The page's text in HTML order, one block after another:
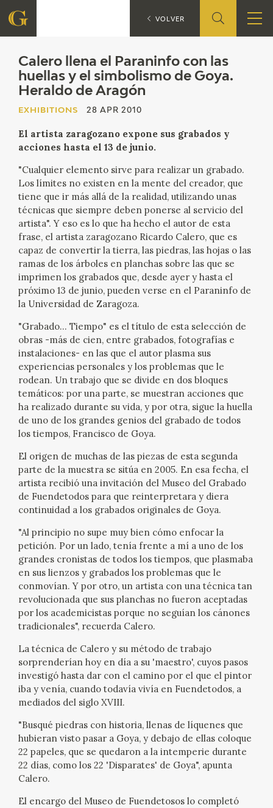
FOUNDATION
QUIENES SOMOS
CORPORATE ACTION
SEDE
CONTACT
EXPOSICIONES
ACTIVIDADES
ACTUALIDAD
FRANCISCO DE GOYA
EL VIAJE DE GOYA
CATÁLOGO
EDICIONES
PUBLICACIONES
SHOP
Calero llena el Paraninfo con las
huellas y el simbolismo de Goya.
Heraldo de Aragón
EXHIBITIONS 28 APR 2010
El artista zaragozano expone sus grabados y
acciones hasta el 13 de junio.
"Cualquier elemento sirve para realizar un grabado.
Los límites no existen en la mente del creador, que
tiene que ir más allá de la realidad, utilizando unas
técnicas que siempre deben ponerse al servicio del
artista". Y eso es lo que ha hecho el autor de esta
frase, el artista zaragozano Ricardo Calero, que es
capaz de convertir la tierra, las piedras, las hojas o las
ramas de los árboles en planchas sobre las que se
imprimen los grabados que, desde ayer y hasta el
próximo 13 de junio, pueden verse en el Paraninfo de
la Universidad de Zaragoza.
"Grabado... Tiempo" es el título de esta selección de
obras -más de cien, entre grabados, fotografías e
instalaciones- en las que el autor plasma sus
experiencias personales y los problemas que le
rodean. Un trabajo que se divide en dos bloques
temáticos: por una parte, se muestran acciones que
ha realizado durante su vida, y por otra, sigue la huella
de uno de los grandes genios del grabado de todos
los tiempos, Francisco de Goya.
El origen de muchas de las piezas de esta segunda
parte de la muestra se sitúa en 2005. En esa fecha, el
artista recibió una invitación del Museo del Grabado
de Fuendetodos para que reinterpretara y diera
continuidad a los grabados originales de Goya.
"Al principio no supe muy bien cómo enfocar la
petición. Por un lado, tenía frente a mí a uno de los
grandes cronistas de todos los tiempos, que plasmaba
en sus lienzos y grabados los problemas que le
conmovían. Y por otro, un artista con una técnica tan
revolucionada que sus planchas no fueron aceptadas
por los academicistas porque no seguían los cánones
tradicionales", recuerda Calero.
La técnica de Calero y su método de trabajo
sorprenderían hoy en día a su 'maestro', cuyos pasos
investigó hasta dar con el camino por el que el pintor
iba y venía, cuando todavía vivía en Fuendetodos, a
mediados del siglo XVIII.
"Busqué piedras con historia, llenas de líquenes que
hubieran visto pasar a Goya, y debajo de ellas coloque
22 papeles, que se quedaron a la intemperie durante
22 días, como los 22 'Disparates' de Goya", apunta
Calero.
El encargo del Museo de Fuendetosos lo completó
EXHIBITIONS Calero
VOLVER